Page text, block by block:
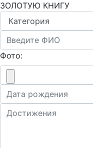
ЗОЛОТУЮ КНИГУ
Фото: